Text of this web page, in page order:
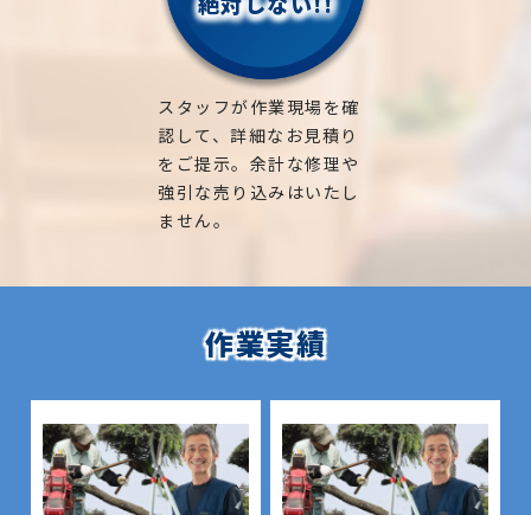
スタッフが作業現場を確
認して、詳細なお見積り
をご提示。余計な修理や
強引な売り込みはいたし
ません。
作業実績